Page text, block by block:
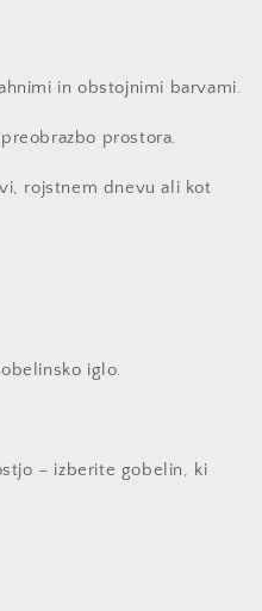
in obstojnimi barvami.
prostora.
rojstnem dnevu ali kot
iglo.
– izberite gobelin, ki